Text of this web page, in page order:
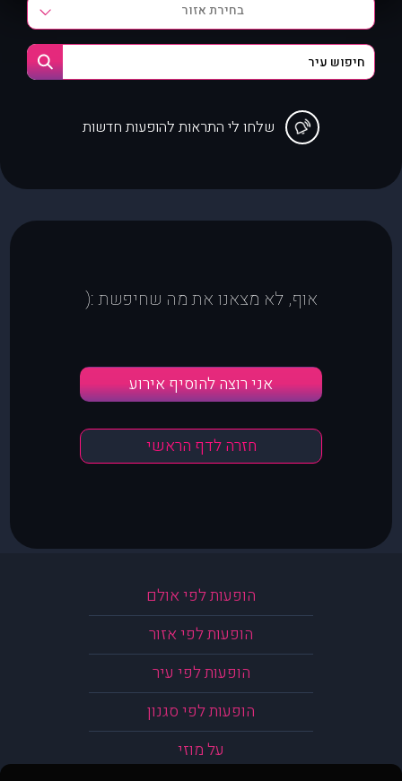
בחירת אזור
שלחו לי התראות להופעות חדשות
אוף, לא מצאנו את מה שחיפשת :(
אני רוצה להוסיף אירוע
חזרה לדף הראשי
הופעות לפי אולם
הופעות לפי אזור
הופעות לפי עיר
הופעות לפי סגנון
על מוזי